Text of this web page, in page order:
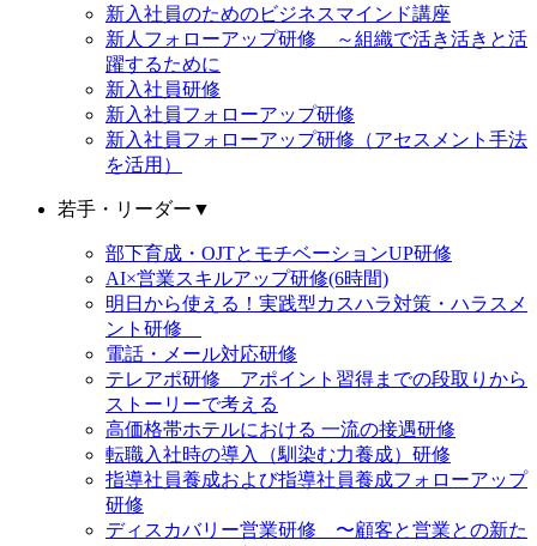
新入社員のためのビジネスマインド講座
新人フォローアップ研修 ～組織で活き活きと活
躍するために
新入社員研修
新入社員フォローアップ研修
新入社員フォローアップ研修（アセスメント手法
を活用）
若手・リーダー ▼
部下育成・OJTとモチベーションUP研修
AI×営業スキルアップ研修(6時間)
明日から使える！実践型カスハラ対策・ハラスメ
ント研修
電話・メール対応研修
テレアポ研修 アポイント習得までの段取りから
ストーリーで考える
高価格帯ホテルにおける 一流の接遇研修
転職入社時の導入（馴染む力養成）研修
指導社員養成および指導社員養成フォローアップ
研修
ディスカバリー営業研修 〜顧客と営業との新た